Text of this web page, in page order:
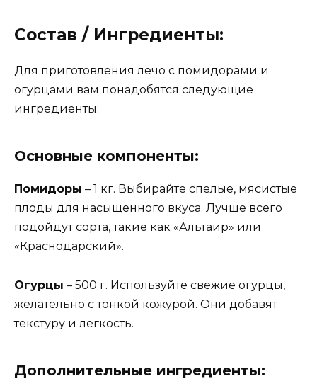
Состав / Ингредиенты:
Для приготовления лечо с помидорами и
огурцами вам понадобятся следующие
ингредиенты:
Основные компоненты:
Помидоры – 1 кг. Выбирайте спелые, мясистые
плоды для насыщенного вкуса. Лучше всего
подойдут сорта, такие как «Альтаир» или
«Краснодарский».
Огурцы – 500 г. Используйте свежие огурцы,
желательно с тонкой кожурой. Они добавят
текстуру и легкость.
Дополнительные ингредиенты: